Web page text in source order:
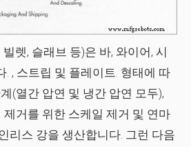
렛, 슬래브 등)은 바, 와이어, 시
. , 스트립 및 플레이트. 형태에 따
(열간 압연 및 냉간 압연 모두),
제거를 위한 스케일 제거 및 연마
리스 강을 생산합니다. 그런 다음